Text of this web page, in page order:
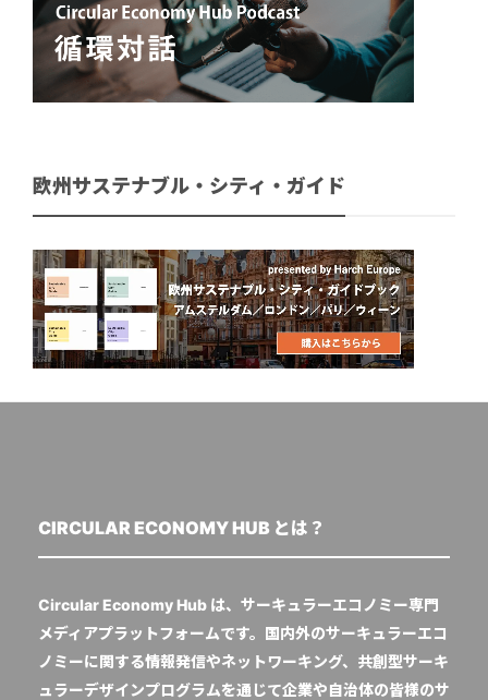
欧州サステナブル・シティ・ガイド
CIRCULAR ECONOMY HUB とは？
Circular Economy Hub は、サーキュラーエコノミー専門
メディアプラットフォームです。国内外のサーキュラーエコ
ノミーに関する情報発信やネットワーキング、共創型サーキ
ュラーデザインプログラムを通じて企業や自治体の皆様のサ